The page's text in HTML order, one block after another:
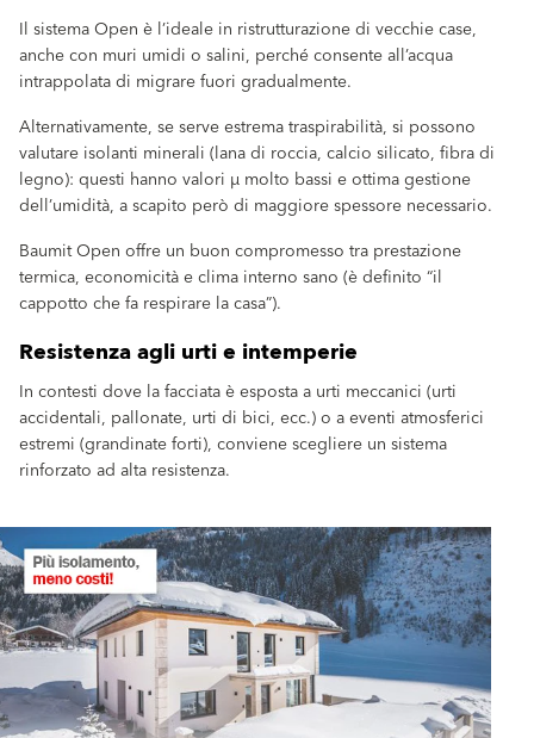
Il sistema Open è l’ideale in ristrutturazione di vecchie case,
anche con muri umidi o salini, perché consente all’acqua
intrappolata di migrare fuori gradualmente.
Alternativamente, se serve estrema traspirabilità, si possono
valutare isolanti minerali (lana di roccia, calcio silicato, fibra di
legno): questi hanno valori µ molto bassi e ottima gestione
dell’umidità, a scapito però di maggiore spessore necessario.
Baumit Open offre un buon compromesso tra prestazione
termica, economicità e clima interno sano (è definito “il
cappotto che fa respirare la casa”).
Resistenza agli urti e intemperie
In contesti dove la facciata è esposta a urti meccanici (urti
accidentali, pallonate, urti di bici, ecc.) o a eventi atmosferici
estremi (grandinate forti), conviene scegliere un sistema
rinforzato ad alta resistenza.